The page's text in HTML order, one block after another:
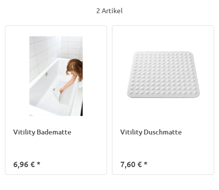
2 Artikel
Vitility Badematte
6,96 €*
Vitility Duschmatte
7,60 €*